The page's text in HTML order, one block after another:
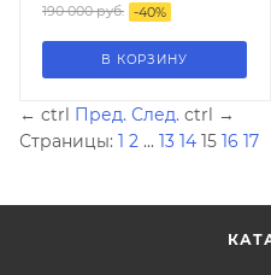
190 000руб. -40%
В КОРЗИНУ
← ctrl Пред. След. ctrl →
Страницы: 1 2 ... 13 14 15 16 17